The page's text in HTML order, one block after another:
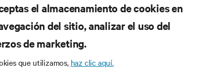
el almacenamiento de cookies en
del sitio, analizar el uso del
de marketing.
que utilizamos, haz clic aquí.